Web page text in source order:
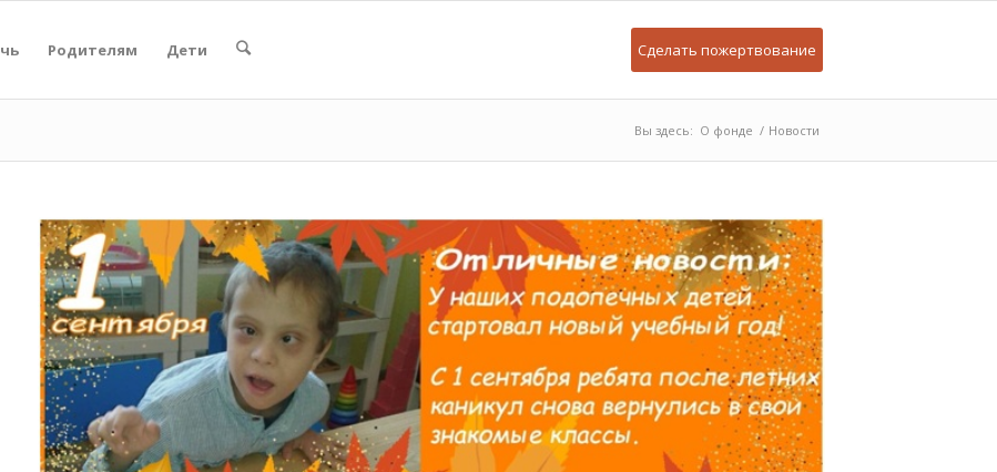
Родителям Дети Сделать пожертвование
Вы здесь: О фонде / Новости